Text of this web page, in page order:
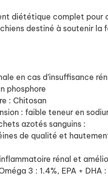
diététique complet
destiné à soutenir la
en cas d’insuffisance
phosphore
: Chitosan
: faible teneur en
azotés sanguins :
de qualité et
rénal et
3 : 1.4%, EPA + DHA